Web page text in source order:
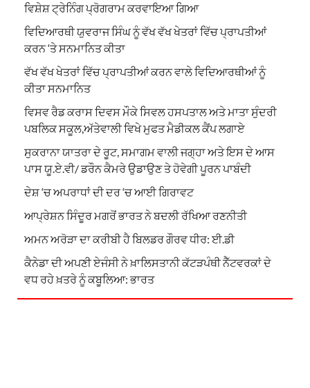
ਵਿਸ਼ੇਸ਼ ਟ੍ਰੇਨਿੰਗ ਪ੍ਰੋਗਰਾਮ ਕਰਵਾਇਆ ਗਿਆ
ਵਿਦਿਆਰਥੀ ਯੁਵਰਾਜ ਸਿੰਘ ਨੂੰ ਵੱਖ ਵੱਖ ਖੇਤਰਾਂ ਵਿੱਚ ਪ੍ਰਾਪਤੀਆਂ
ਕਰਨ ‘ਤੇ ਸਨਮਾਨਿਤ ਕੀਤਾ
ਵੱਖ ਵੱਖ ਖੇਤਰਾਂ ਵਿੱਚ ਪ੍ਰਾਪਤੀਆਂ ਕਰਨ ਵਾਲੇ ਵਿਦਿਆਰਥੀਆਂ ਨੂੰ
ਕੀਤਾ ਸਨਮਾਨਿਤ
ਵਿਸਵ ਰੈਡ ਕਰਾਸ ਦਿਵਸ ਮੌਕੇ ਸਿਵਲ ਹਸਪਤਾਲ ਅਤੇ ਮਾਤਾ ਸੁੰਦਰੀ
ਪਬਲਿਕ ਸਕੂਲ,ਅੱਤੇਵਾਲੀ ਵਿਖੇ ਮੁਫਤ ਮੈਡੀਕਲ ਕੈਂਪ ਲਗਾਏ
ਸੁਕਰਾਨਾ ਯਾਤਰਾ ਦੇ ਰੂਟ, ਸਮਾਗਮ ਵਾਲੀ ਜਗ੍ਹਾ ਅਤੇ ਇਸ ਦੇ ਆਸ
ਪਾਸ ਯੂ.ਏ.ਵੀ/ ਡਰੌਨ ਕੈਮਰੇ ਉਡਾਉਣ ਤੇ ਹੋਵੇਗੀ ਪੂਰਨ ਪਾਬੰਦੀ
ਦੇਸ਼ ‘ਚ ਅਪਰਾਧਾਂ ਦੀ ਦਰ ‘ਚ ਆਈ ਗਿਰਾਵਟ
ਆਪ੍ਰੇਸ਼ਨ ਸਿੰਦੂਰ ਮਗਰੋਂ ਭਾਰਤ ਨੇ ਬਦਲੀ ਰੱਖਿਆ ਰਣਨੀਤੀ
ਅਮਨ ਅਰੋੜਾ ਦਾ ਕਰੀਬੀ ਹੈ ਬਿਲਡਰ ਗੌਰਵ ਧੀਰ: ਈ.ਡੀ
ਕੈਨੇਡਾ ਦੀ ਅਪਣੀ ਏਜੰਸੀ ਨੇ ਖ਼ਾਲਿਸਤਾਨੀ ਕੱਟੜਪੰਥੀ ਨੈੱਟਵਰਕਾਂ ਦੇ
ਵਧ ਰਹੇ ਖ਼ਤਰੇ ਨੂੰ ਕਬੂਲਿਆ: ਭਾਰਤ